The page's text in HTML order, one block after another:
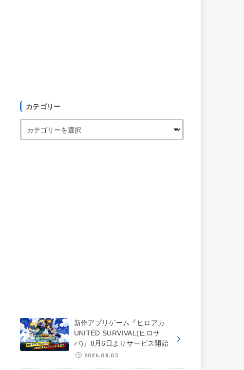
カテゴリー
新作アプリゲーム『ヒロアカ
UNITED SURVIVAL(ヒロサ
バ)』8月6日よりサービス開始
2026.08.03